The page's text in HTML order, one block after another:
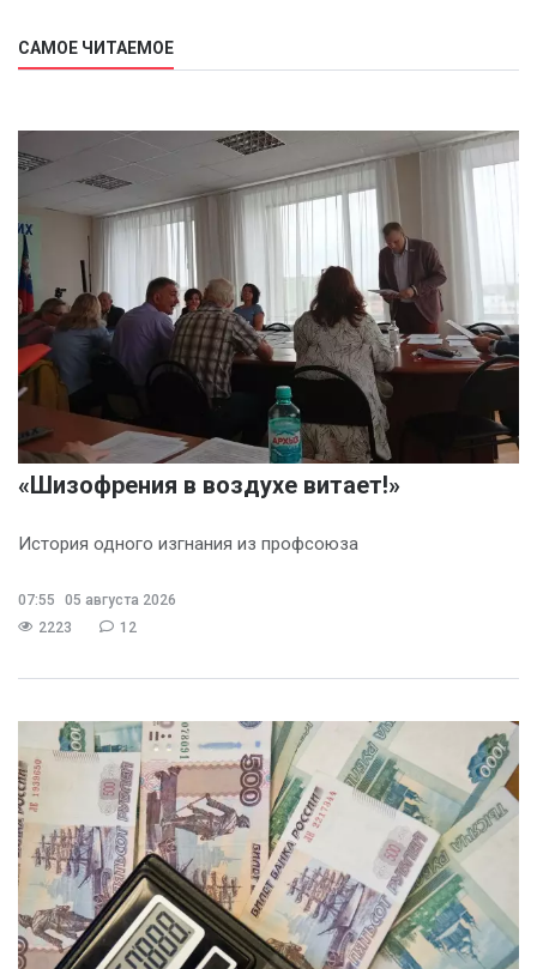
САМОЕ ЧИТАЕМОЕ
«Шизофрения в воздухе витает!»
История одного изгнания из профсоюза
07:55
05 августа 2026
2223
12